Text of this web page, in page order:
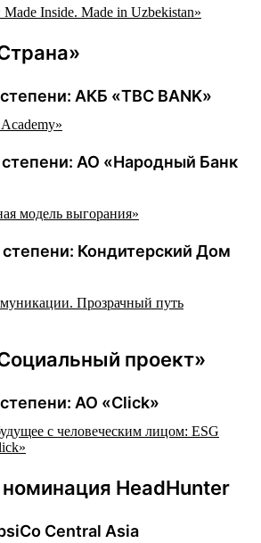
Inside. Made in Uzbekistan»
АКБ «TBC BANK»
АО «Народный Банк
модель выгорания»
Кондитерский Дом
Прозрачный путь
проект»
АО «Click»
с человеческим лицом: ESG
HeadHunter
Central Asia